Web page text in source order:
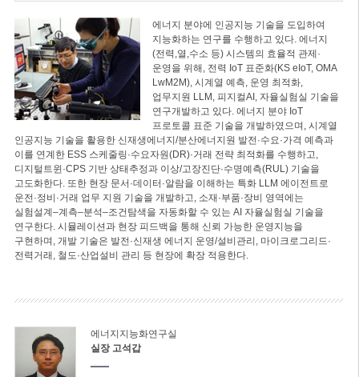
에너지 분야에 인공지능 기술을 도입하여
지능화하는 연구를 수행하고 있다. 에너지
(전력,열,수소 등) 시스템의 효율적 관제·
운영을 위해, 전력 IoT 표준화(KS eIoT, OMA
LwM2M), 시계열 예측, 운영 최적화,
업무지원 LLM, 피지컬AI, 자율실험실 기술을
연구개발하고 있다. 에너지 분야 IoT
프로토콜 표준 기술을 개발하였으며, 시계열
인공지능 기술을 활용한 신재생에너지/분산에너지원 발전·수요·가격 예측과
이를 연계한 ESS 스케줄링·수요자원(DR)·거래 전략 최적화를 수행하고,
디지털트윈·CPS 기반 상태추정과 이상/고장진단·수명예측(RUL) 기술을
고도화한다. 또한 현장 문서·데이터·알람을 이해하는 특화 LLM 에이전트로
운전·정비·거래 업무 지원 기술을 개발하고, 소재·부품·장비 영역에는
실험설계–계측–분석–조건탐색을 자동화할 수 있는 AI 자율실험실 기술을
연구한다. 시뮬레이션과 현장 피드백을 통해 신뢰 가능한 운영지능을
구현하며, 개발 기술은 발전·신재생 에너지 운영/설비관리, 마이크로그리드·
전력거래, 철도·산업설비 관리 등 현장에 확장 적용한다.
에너지지능화연구실
실장 고석갑